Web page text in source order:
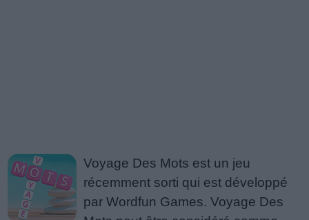
Voyage Des Mots est un jeu
récemment sorti qui est développé
par Wordfun Games. Voyage Des